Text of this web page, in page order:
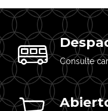
Consulte